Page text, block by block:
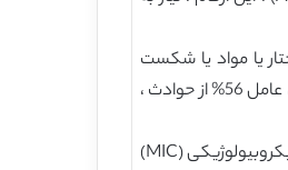
یا مواد یا شکست
مکانیکی ، خطرات طبیعی و خستگی ، شناخته می شوند ، که با توجه به رویدادهای شکست گزارش شده ،ضربه (به عنوان شایع ترین علت از حالت های شکست) ، عامل 56% از حوادث ،
حالت دیگری از شکست ، مربوط به خوردگی داخلی است که نشان دهنده ی 31% از حوادث ، در ایالات متحده است. خوردگی داخلی بطور عمده ، توسط خوردگی میکروبیولوژیکی (MIC)